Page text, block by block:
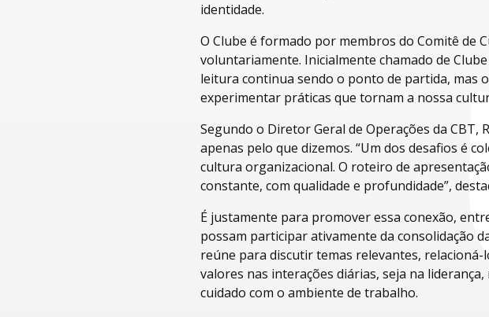
identidade.
O Clube é formado por membros do Comitê de
voluntariamente. Inicialmente chamado de
leitura continua sendo o ponto de partida, mas
experimentar práticas que tornam a nossa
Segundo o Diretor Geral de Operações da CBT,
apenas pelo que dizemos. “Um dos desafios é
cultura organizacional. O roteiro de
constante, com qualidade e profundidade”,
É justamente para promover essa conexão,
possam participar ativamente da consolidação
reúne para discutir temas relevantes,
valores nas interações diárias, seja na
cuidado com o ambiente de trabalho.